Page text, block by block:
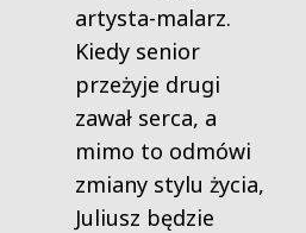
artysta-malarz.
Kiedy senior
przeżyje drugi
zawał serca, a
mimo to odmówi
zmiany stylu życia,
Juliusz będzie